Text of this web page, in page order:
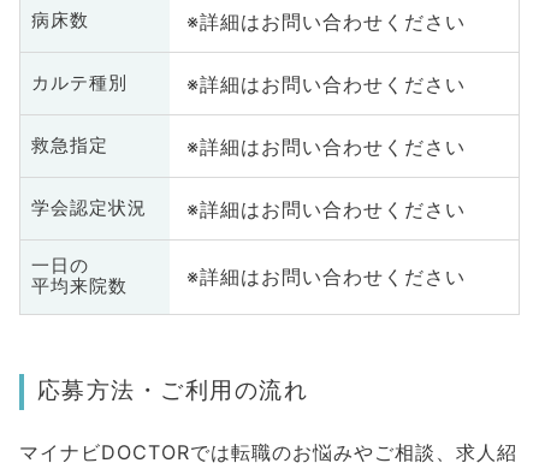
病床数 ※詳細はお問い合わせください
カルテ種別 ※詳細はお問い合わせください
救急指定 ※詳細はお問い合わせください
学会認定状況 ※詳細はお問い合わせください
一日の
平均来院数
※詳細はお問い合わせください
応募方法・ご利用の流れ
マイナビDOCTORでは転職のお悩みやご相談、求人紹